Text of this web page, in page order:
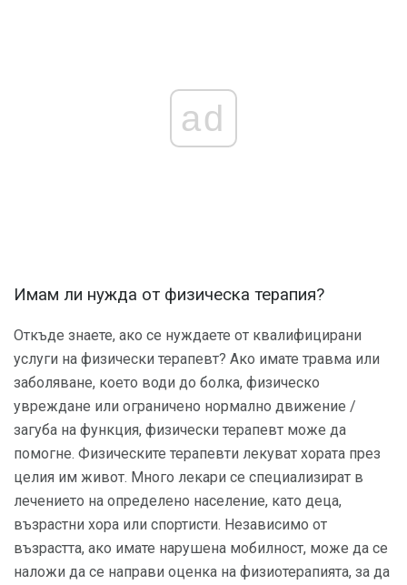
ad
Имам ли нужда от физическа терапия?
Откъде знаете, ако се нуждаете от квалифицирани
услуги на физически терапевт? Ако имате травма или
заболяване, което води до болка, физическо
увреждане или ограничено нормално движение /
загуба на функция, физически терапевт може да
помогне. Физическите терапевти лекуват хората през
целия им живот. Много лекари се специализират в
лечението на определено население, като деца,
възрастни хора или спортисти. Независимо от
възрастта, ако имате нарушена мобилност, може да се
наложи да се направи оценка на физиотерапията, за да